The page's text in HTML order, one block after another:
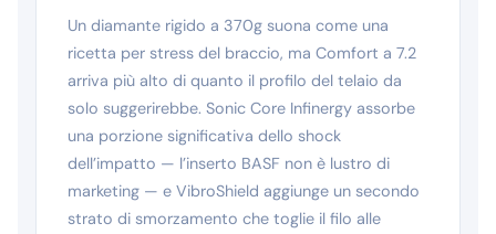
Un diamante rigido a 370g suona come una
ricetta per stress del braccio, ma Comfort a 7.2
arriva più alto di quanto il profilo del telaio da
solo suggerirebbe. Sonic Core Infinergy assorbe
una porzione significativa dello shock
dell’impatto — l’inserto BASF non è lustro di
marketing — e VibroShield aggiunge un secondo
strato di smorzamento che toglie il filo alle